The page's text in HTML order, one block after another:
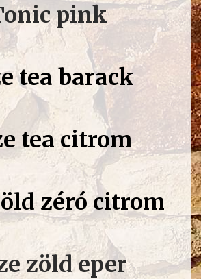
pink
tea barack
tea citrom
zéró citrom
zöld eper